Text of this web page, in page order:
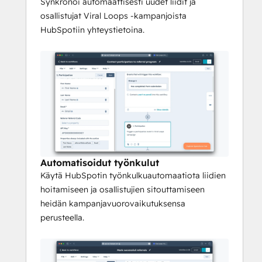
kohdista heille personoituja
markkinointitoimia HubSpotissa.
Viral Loops -kampanjoiden
suorituskykyä ja mittaa niiden
vaikutusta suoraan HubSpotin
analytiikkatyökaluissa.
Tämä integraatio tehostaa
markkinointitoimia yhdistämällä Viral
Loopsin
suosittelumarkkinointiominaisuudet
HubSpotin tehokkaisiin CRM- ja
markkinoinnin automaatiotyökaluihin.
osallistujat Viral Loops -kampanjoista
HubSpotiin yhteystietoina.
Automatisoidut työnkulut
Käytä HubSpotin työnkulkuautomaatiota liidien
hoitamiseen ja osallistujien sitouttamiseen
heidän kampanjavuorovaikutuksensa
perusteella.